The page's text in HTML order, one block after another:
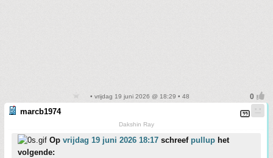
• vrijdag 19 juni 2026 @ 18:29 • 48
marcb1974
Dakshin Ray
Op vrijdag 19 juni 2026 18:17 schreef pullup het
volgende: